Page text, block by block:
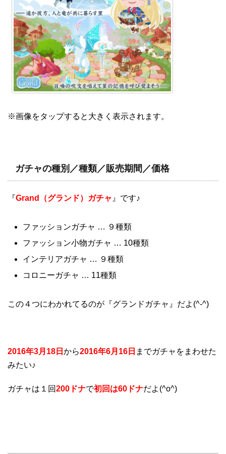
※画像をタップすると大きく表示されます。
ガチャの種別／種類／販売期間／価格
『Grand（グランド）ガチャ 』です♪
ファッションガチャ … ９種類
ファッション小物ガチャ … 10種類
インテリアガチャ … ９種類
コロニーガチャ … 11種類
この４つにわかれてるのが『グランドガチャ』だよ(^-^)
2016年3月18日 から2016年6月16日 までガチャをまわせた
みたい♪
ガチャは１回200ドナで初回は60ドナだよ(^o^)